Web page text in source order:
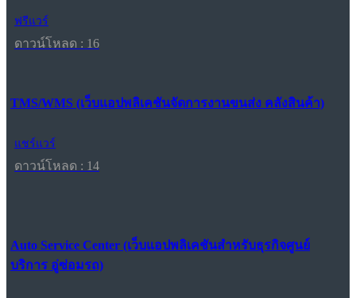
ฟรีแวร์
ดาวน์โหลด : 16
TMS/WMS (เว็บแอปพลิเคชันจัดการงานขนส่ง คลังสินค้า)
แชร์แวร์
ดาวน์โหลด : 14
Auto Service Center (เว็บแอปพลิเคชันสำหรับธุรกิจศูนย์
บริการ อู่ซ่อมรถ)